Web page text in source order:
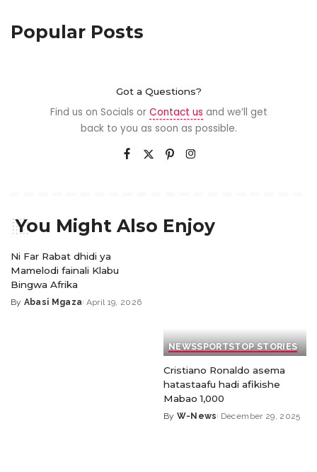
Popular Posts
Got a Questions?
Find us on Socials or Contact us and we’ll get
back to you as soon as possible.
You Might Also Enjoy
Ni Far Rabat dhidi ya
Mamelodi fainali Klabu
Bingwa Afrika
By Abasi Mgaza April 19, 2026
NEWSSPORTSTOP STORIES
Cristiano Ronaldo asema
hatastaafu hadi afikishe
Mabao 1,000
By W-News December 29, 2025